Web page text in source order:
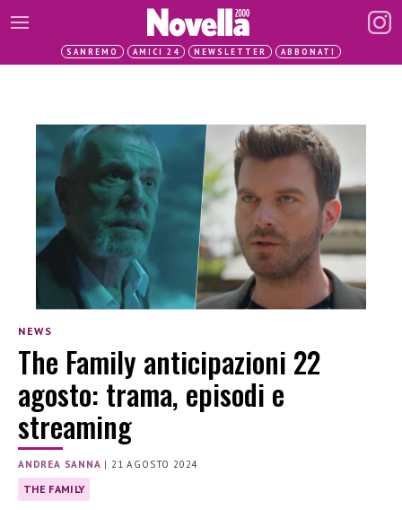
SANREMO AMICI 24 NEWSLETTER ABBONATI
NEWS
The Family anticipazioni 22
agosto: trama, episodi e
streaming
ANDREA SANNA |21 AGOSTO 2024
THE FAMILY